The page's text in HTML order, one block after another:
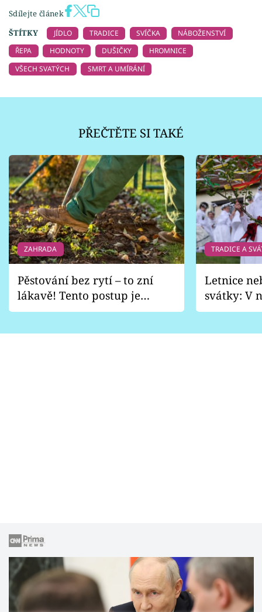
Sdílejte článek
ŠTÍTKY
JÍDLO TRADICE SVÍČKA
NÁBOŽENSTVÍ
ŘEPA
HODNOTY DUŠIČKY
HROMNICE
VŠECH SVATÝCH
SMRT A UMÍRÁNÍ
PŘEČTĚTE SI TAKÉ
ZAHRADA
Pěstování bez rytí – to zní
lákavě! Tento postup je
vhodný jen pro některé
TRADICE A
Letnice
svátky: V
pondělí